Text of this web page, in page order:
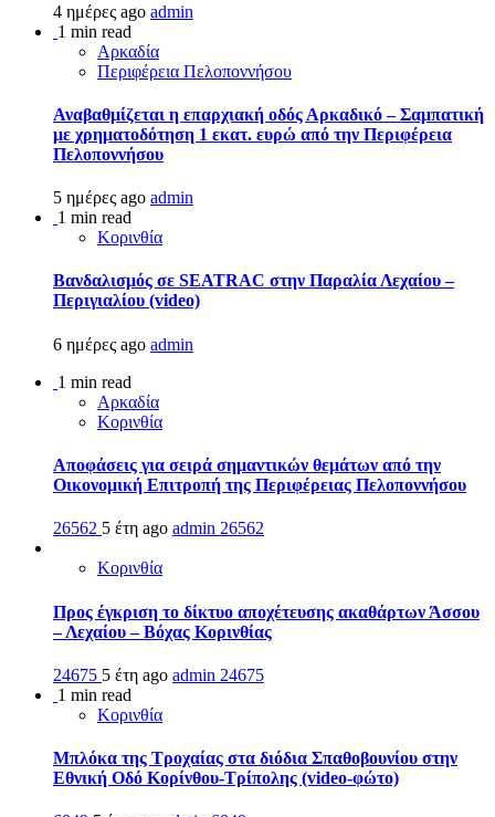
4 ημέρες ago admin
1 min read
Αρκαδία
Περιφέρεια Πελοποννήσου
Αναβαθμίζεται η επαρχιακή οδός Αρκαδικό – Σαμπατική
με χρηματοδότηση 1 εκατ. ευρώ από την Περιφέρεια
Πελοποννήσου
5 ημέρες ago admin
1 min read
Κορινθία
Βανδαλισμός σε SEATRAC στην Παραλία Λεχαίου –
Περιγιαλίου (video)
6 ημέρες ago admin
1 min read
Αρκαδία
Κορινθία
Αποφάσεις για σειρά σημαντικών θεμάτων από την
Οικονομική Επιτροπή της Περιφέρειας Πελοποννήσου
26562 5 έτη ago admin 26562
Κορινθία
Προς έγκριση το δίκτυο αποχέτευσης ακαθάρτων Άσσου
– Λεχαίου – Βόχας Κορινθίας
24675 5 έτη ago admin 24675
1 min read
Κορινθία
Μπλόκα της Τροχαίας στα διόδια Σπαθοβουνίου στην
Εθνική Οδό Κορίνθου-Τρίπολης (video-φώτο)